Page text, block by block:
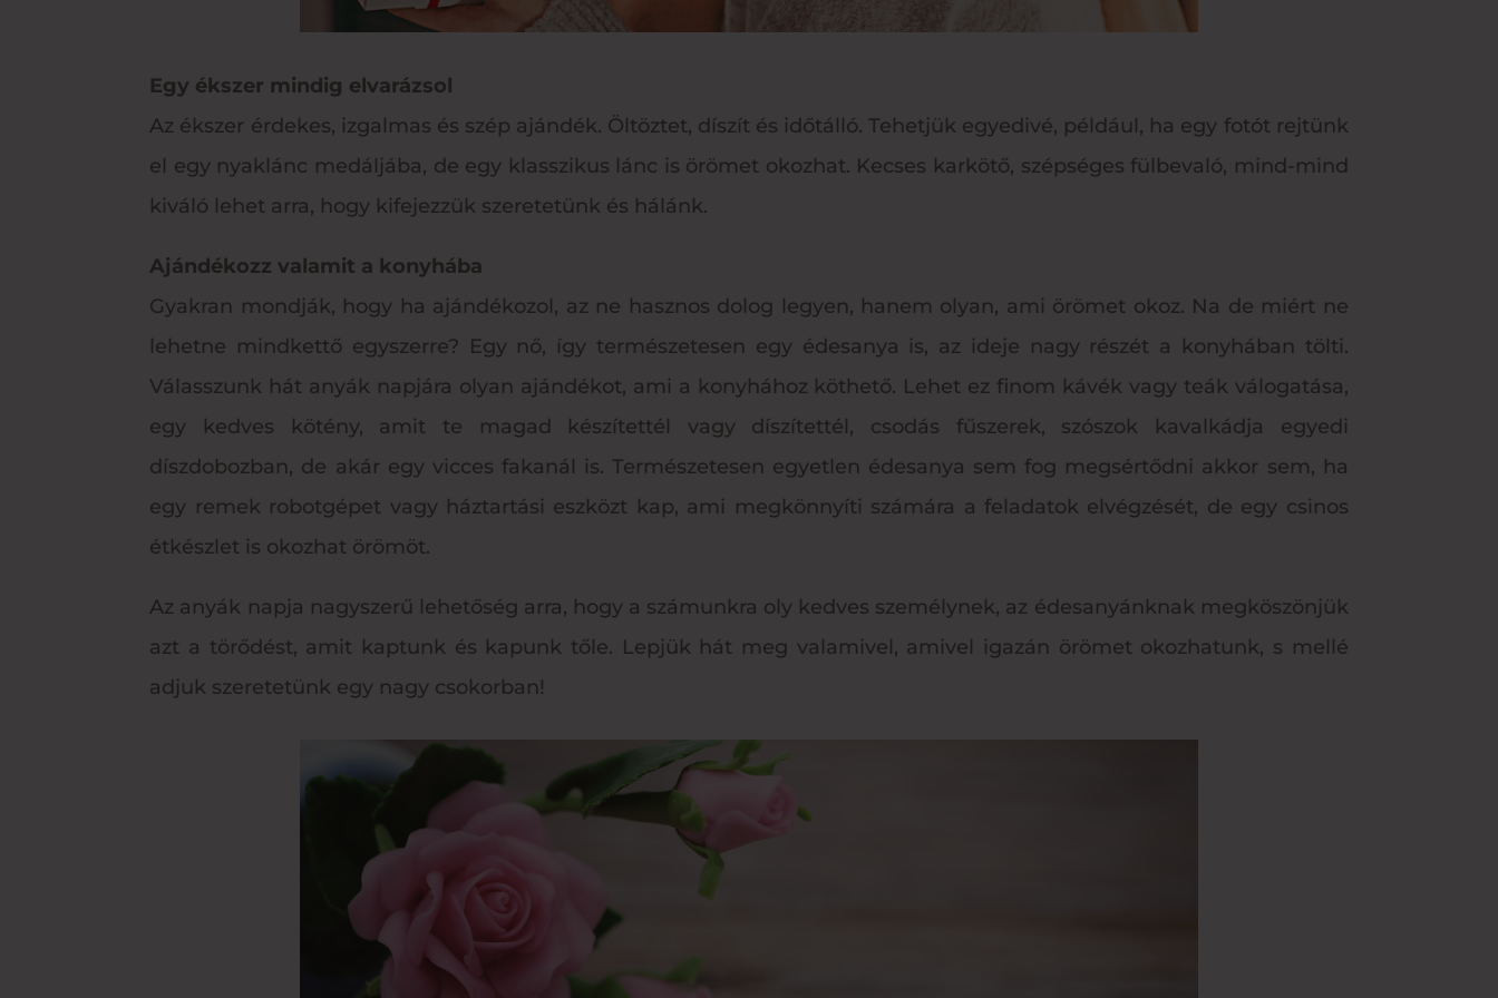
Egy ékszer mindig elvarázsol
Az ékszer érdekes, izgalmas és szép ajándék. Öltöztet, díszít és időtálló. Tehetjük egyedivé, például, ha egy fotót rejtünk
el egy nyaklánc medáljába, de egy klasszikus lánc is örömet okozhat. Kecses karkötő, szépséges fülbevaló, mind-mind
kiváló lehet arra, hogy kifejezzük szeretetünk és hálánk.
Ajándékozz valamit a konyhába
Gyakran mondják, hogy ha ajándékozol, az ne hasznos dolog legyen, hanem olyan, ami örömet okoz. Na de miért ne
lehetne mindkettő egyszerre? Egy nő, így természetesen egy édesanya is, az ideje nagy részét a konyhában tölti.
Válasszunk hát anyák napjára olyan ajándékot, ami a konyhához köthető. Lehet ez finom kávék vagy teák válogatása,
egy kedves kötény, amit te magad készítettél vagy díszítettél, csodás fűszerek, szószok kavalkádja egyedi
díszdobozban, de akár egy vicces fakanál is. Természetesen egyetlen édesanya sem fog megsértődni akkor sem, ha
egy remek robotgépet vagy háztartási eszközt kap, ami megkönnyíti számára a feladatok elvégzését, de egy csinos
étkészlet is okozhat örömöt.
Az anyák napja nagyszerű lehetőség arra, hogy a számunkra oly kedves személynek, az édesanyánknak megköszönjük
azt a törődést, amit kaptunk és kapunk tőle. Lepjük hát meg valamivel, amivel igazán örömet okozhatunk, s mellé
adjuk szeretetünk egy nagy csokorban!